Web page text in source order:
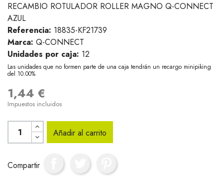
RECAMBIO ROTULADOR ROLLER MAGNO Q-CONNECT
AZUL
Referencia: 18835-KF21739
Marca: Q-CONNECT
Unidades por caja: 12
Las unidades que no formen parte de una caja tendrán un recargo minipiking
del 10.00%
1,44 €
Impuestos incluidos
Añadir al carrito
Compartir